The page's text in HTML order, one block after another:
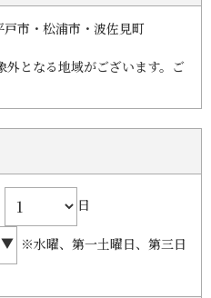
市・松浦市・波佐見町
外となる地域がございます。ご
日
※水曜、第一土曜日、第三日